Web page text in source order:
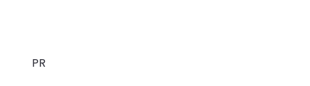
PR